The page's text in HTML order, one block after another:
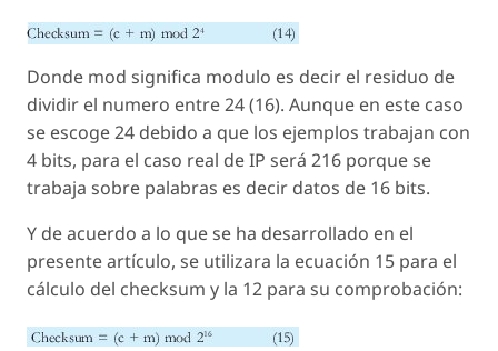
Donde mod significa modulo es decir el residuo de
dividir el numero entre 24 (16). Aunque en este caso
se escoge 24 debido a que los ejemplos trabajan con
4 bits, para el caso real de IP será 216 porque se
trabaja sobre palabras es decir datos de 16 bits.
Y de acuerdo a lo que se ha desarrollado en el
presente artículo, se utilizara la ecuación 15 para el
cálculo del checksum y la 12 para su comprobación: